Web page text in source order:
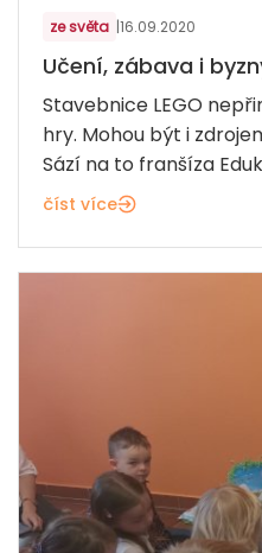
ze světa |16.09.2020
Učení, zábava i
Stavebnice LEGO
hry. Mohou být i
Sází na to franšíza
číst více